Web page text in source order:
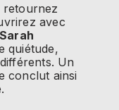
retournez
avec
Sarah
quiétude,
Un
conclut ainsi